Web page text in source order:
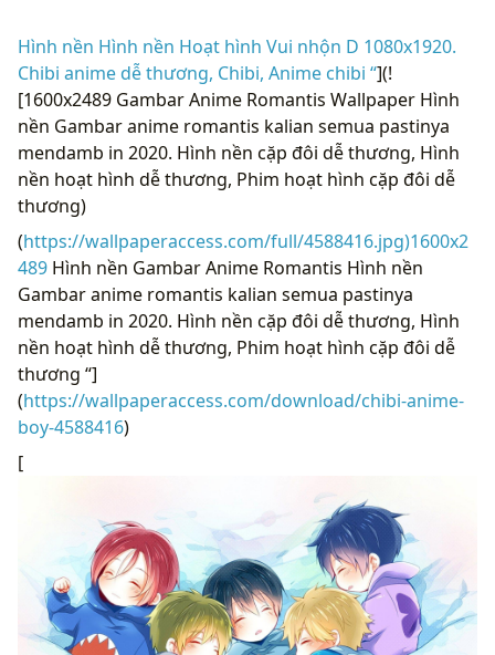
Hình nền Hình nền Hoạt hình Vui nhộn D 1080x1920.
Chibi anime dễ thương, Chibi, Anime chibi “](!
[1600x2489 Gambar Anime Romantis Wallpaper Hình
nền Gambar anime romantis kalian semua pastinya
mendamb in 2020. Hình nền cặp đôi dễ thương, Hình
nền hoạt hình dễ thương, Phim hoạt hình cặp đôi dễ
thương)
(https://wallpaperaccess.com/full/4588416.jpg)1600x2
489 Hình nền Gambar Anime Romantis Hình nền
Gambar anime romantis kalian semua pastinya
mendamb in 2020. Hình nền cặp đôi dễ thương, Hình
nền hoạt hình dễ thương, Phim hoạt hình cặp đôi dễ
thương “]
(https://wallpaperaccess.com/download/chibi-anime-
boy-4588416)
[